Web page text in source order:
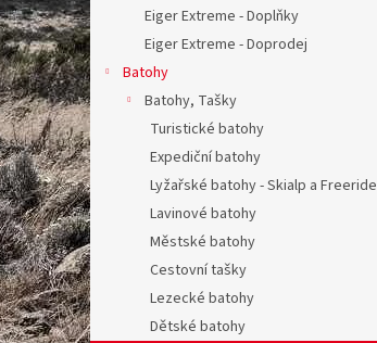
Eiger Extreme - Doplňky
Eiger Extreme - Doprodej
Batohy
Batohy, Tašky
Turistické batohy
Expediční batohy
Lyžařské batohy - Skialp a Freeride
Lavinové batohy
Městské batohy
Cestovní tašky
Lezecké batohy
Dětské batohy